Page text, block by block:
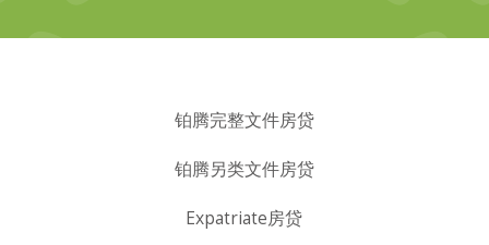
铂腾完整文件房贷
铂腾另类文件房贷
Expatriate房贷